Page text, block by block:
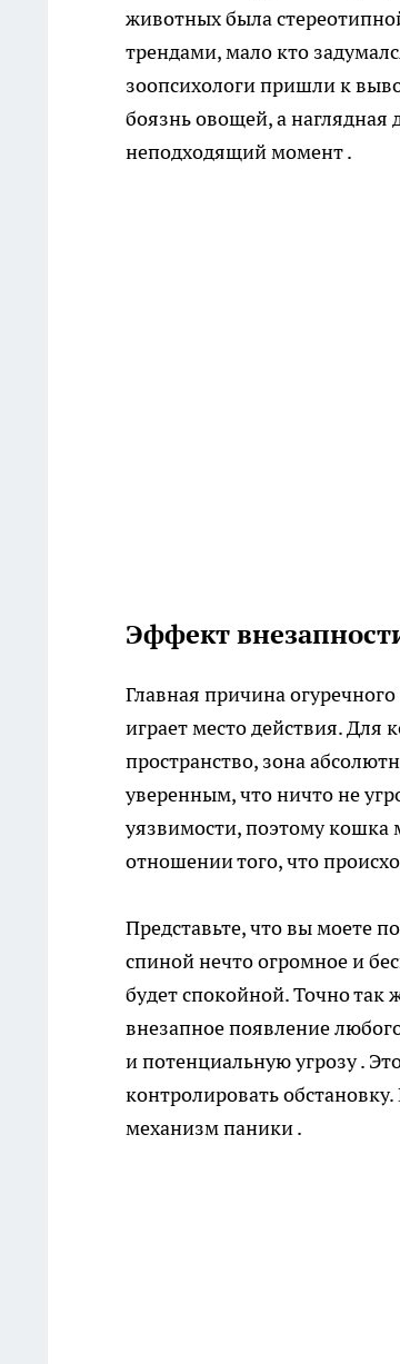
животных была
трендами, мало кто
зоопсихологи пришли к
боязнь овощей, а
неподходящий момент .
Эффект
Главная причина
играет место действия. Для
пространство, зона
уверенным, что ничто не
уязвимости, поэтому кошка
отношении того, что
Представьте, что вы моете
спиной нечто огромное и
будет спокойной. Точно
внезапное появление
и потенциальную угрозу .
контролировать
механизм паники .